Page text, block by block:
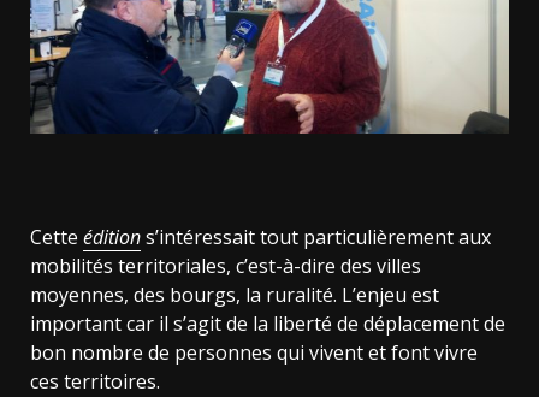
Cette éditions’intéressait tout particulièrement aux
mobilités territoriales, c’est-à-dire des villes
moyennes, des bourgs, la ruralité. L’enjeu est
important car il s’agit de la liberté de déplacement de
bon nombre de personnes qui vivent et font vivre
ces territoires.